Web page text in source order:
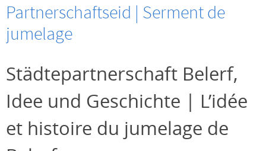
Partnerschaftseid | Serment de
jumelage
Städtepartnerschaft Belerf,
Idee und Geschichte | L’idée
et histoire du jumelage de